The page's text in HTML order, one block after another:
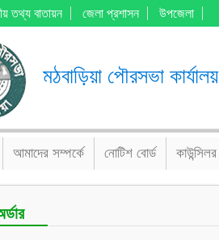
তথ্য বাতায়ন জেলা প্রশাসন উপজেলা
মঠবাড়িয়া পৌরসভা কার্যালয়
আমাদের সম্পর্কে নোটিশ বোর্ড কাউন্সিলর